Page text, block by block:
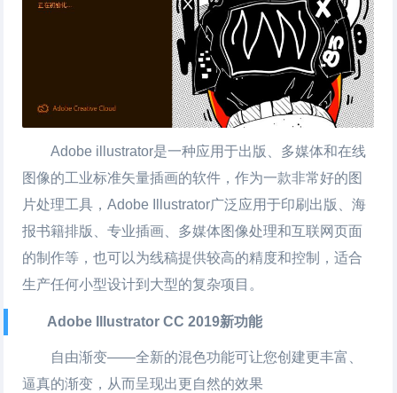
Adobe illustrator是一种应用于出版、多媒体和在线
图像的工业标准矢量插画的软件，作为一款非常好的图
片处理工具，Adobe Illustrator广泛应用于印刷出版、海
报书籍排版、专业插画、多媒体图像处理和互联网页面
的制作等，也可以为线稿提供较高的精度和控制，适合
生产任何小型设计到大型的复杂项目。
Adobe Illustrator CC 2019新功能
自由渐变——全新的混色功能可让您创建更丰富、
逼真的渐变，从而呈现出更自然的效果